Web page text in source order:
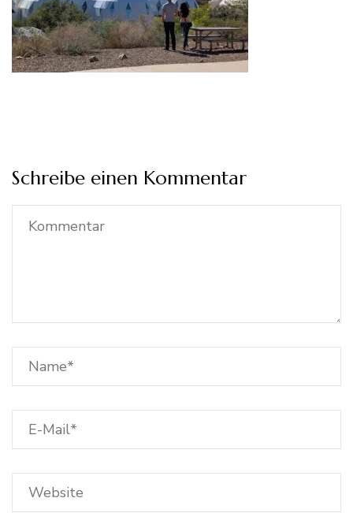
Schreibe einen Kommentar